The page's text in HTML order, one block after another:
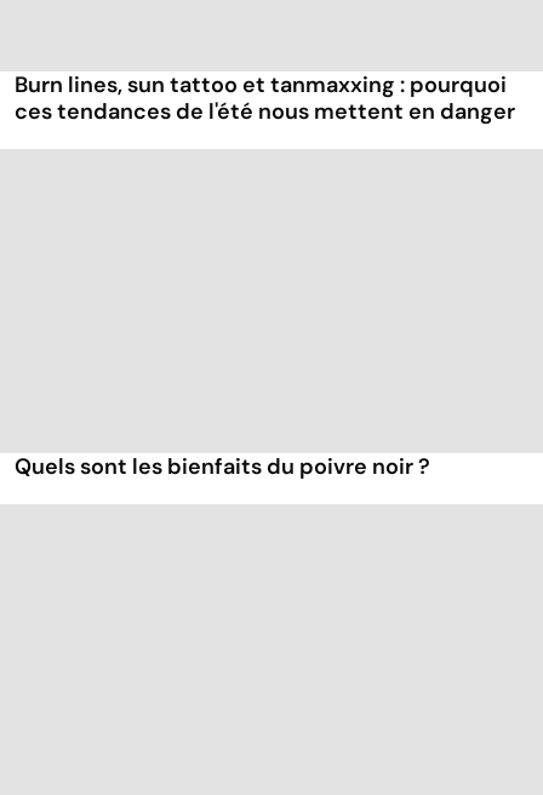
Burn lines, sun tattoo et tanmaxxing : pourquoi
ces tendances de l'été nous mettent en danger
Quels sont les bienfaits du poivre noir ?